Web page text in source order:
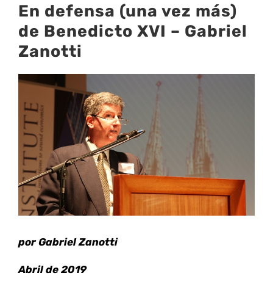
En defensa (una vez más)
de Benedicto XVI – Gabriel
Zanotti
Ver
más
grande
por Gabriel Zanotti
Abril de 2019